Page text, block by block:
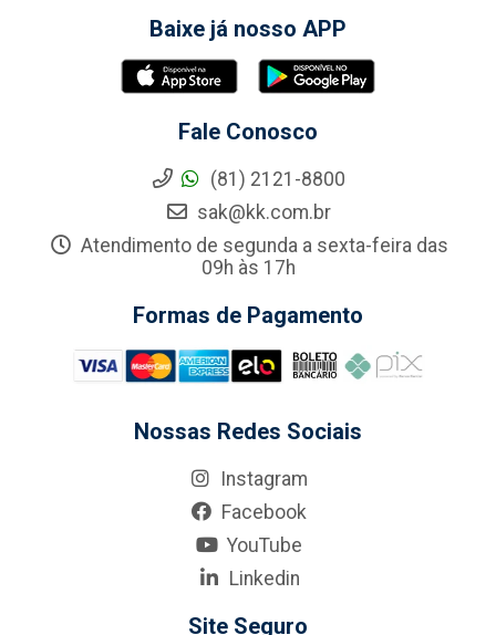
Baixe já nosso APP
Fale Conosco
(81) 2121-8800
sak@kk.com.br
Atendimento de segunda a sexta-feira das
09h às 17h
Formas de Pagamento
Nossas Redes Sociais
Instagram
Facebook
YouTube
Linkedin
Site Seguro